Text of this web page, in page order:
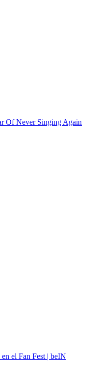
Of Never Singing Again
el Fan Fest | beIN